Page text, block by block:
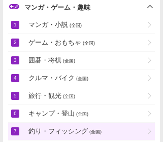
マンガ・ゲーム・趣味
マンガ・小説 (全国)
ゲーム・おもちゃ (全国)
囲碁・将棋 (全国)
クルマ・バイク (全国)
旅行・観光 (全国)
キャンプ・登山 (全国)
釣り・フィッシング (全国)